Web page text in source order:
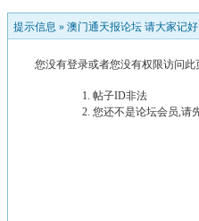
提示信息 » 澳门通天报论坛 请大家记
您没有登录或者您没有权限访问
帖子ID非法
您还不是论坛会员,请